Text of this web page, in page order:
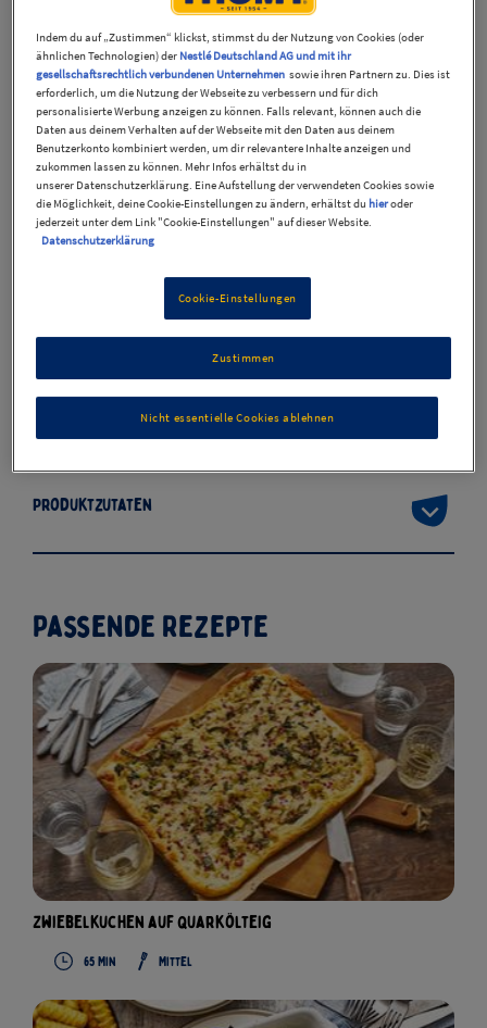
THOMY Reines
Sonnenblumenöl 750ml
Produktinformationen
Produktzutaten
Passende Rezepte
Zwiebelkuchen auf Quarkölteig
65Min Mittel
Indem du auf „Zustimmen“ klickst, stimmst du der Nutzung von Cookies (oder
ähnlichen Technologien) der Nestlé Deutschland AG und mit ihr
gesellschaftsrechtlich verbundenen Unternehmen sowie ihren Partnern zu. Dies ist
erforderlich, um die Nutzung der Webseite zu verbessern und für dich
personalisierte Werbung anzeigen zu können. Falls relevant, können auch die
Daten aus deinem Verhalten auf der Webseite mit den Daten aus deinem
Benutzerkonto kombiniert werden, um dir relevantere Inhalte anzeigen und
zukommen lassen zu können. Mehr Infos erhältst du in
unserer Datenschutzerklärung. Eine Aufstellung der verwendeten Cookies sowie
die Möglichkeit, deine Cookie-Einstellungen zu ändern, erhältst du hieroder
jederzeit unter dem Link "Cookie-Einstellungen" auf dieser Website.
Datenschutzerklärung
Cookie-Einstellungen
Nicht essentielle Cookies ablehnen
Zustimmen